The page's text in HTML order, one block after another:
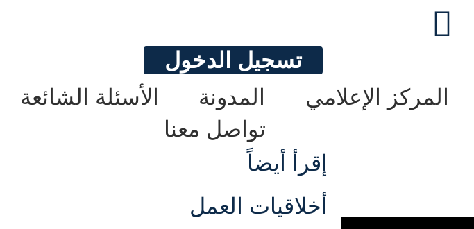
تسجيل الدخول
المركز الإعلامي المدونة
الأسئلة الشائعة
تواصل معنا
إقرأ
أيضاً
أخلاقيات العمل